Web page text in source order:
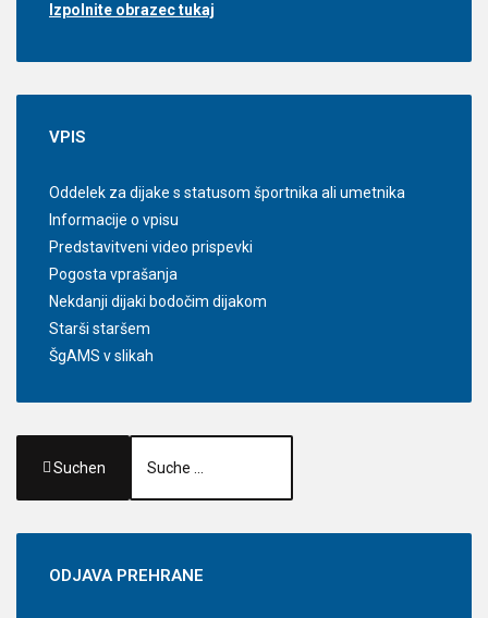
Izpolnite obrazec tukaj
VPIS
Oddelek za dijake s statusom športnika ali umetnika
Informacije o vpisu
Predstavitveni video prispevki
Pogosta vprašanja
Nekdanji dijaki bodočim dijakom
Starši staršem
ŠgAMS v slikah
Suchen
ODJAVAPREHRANE